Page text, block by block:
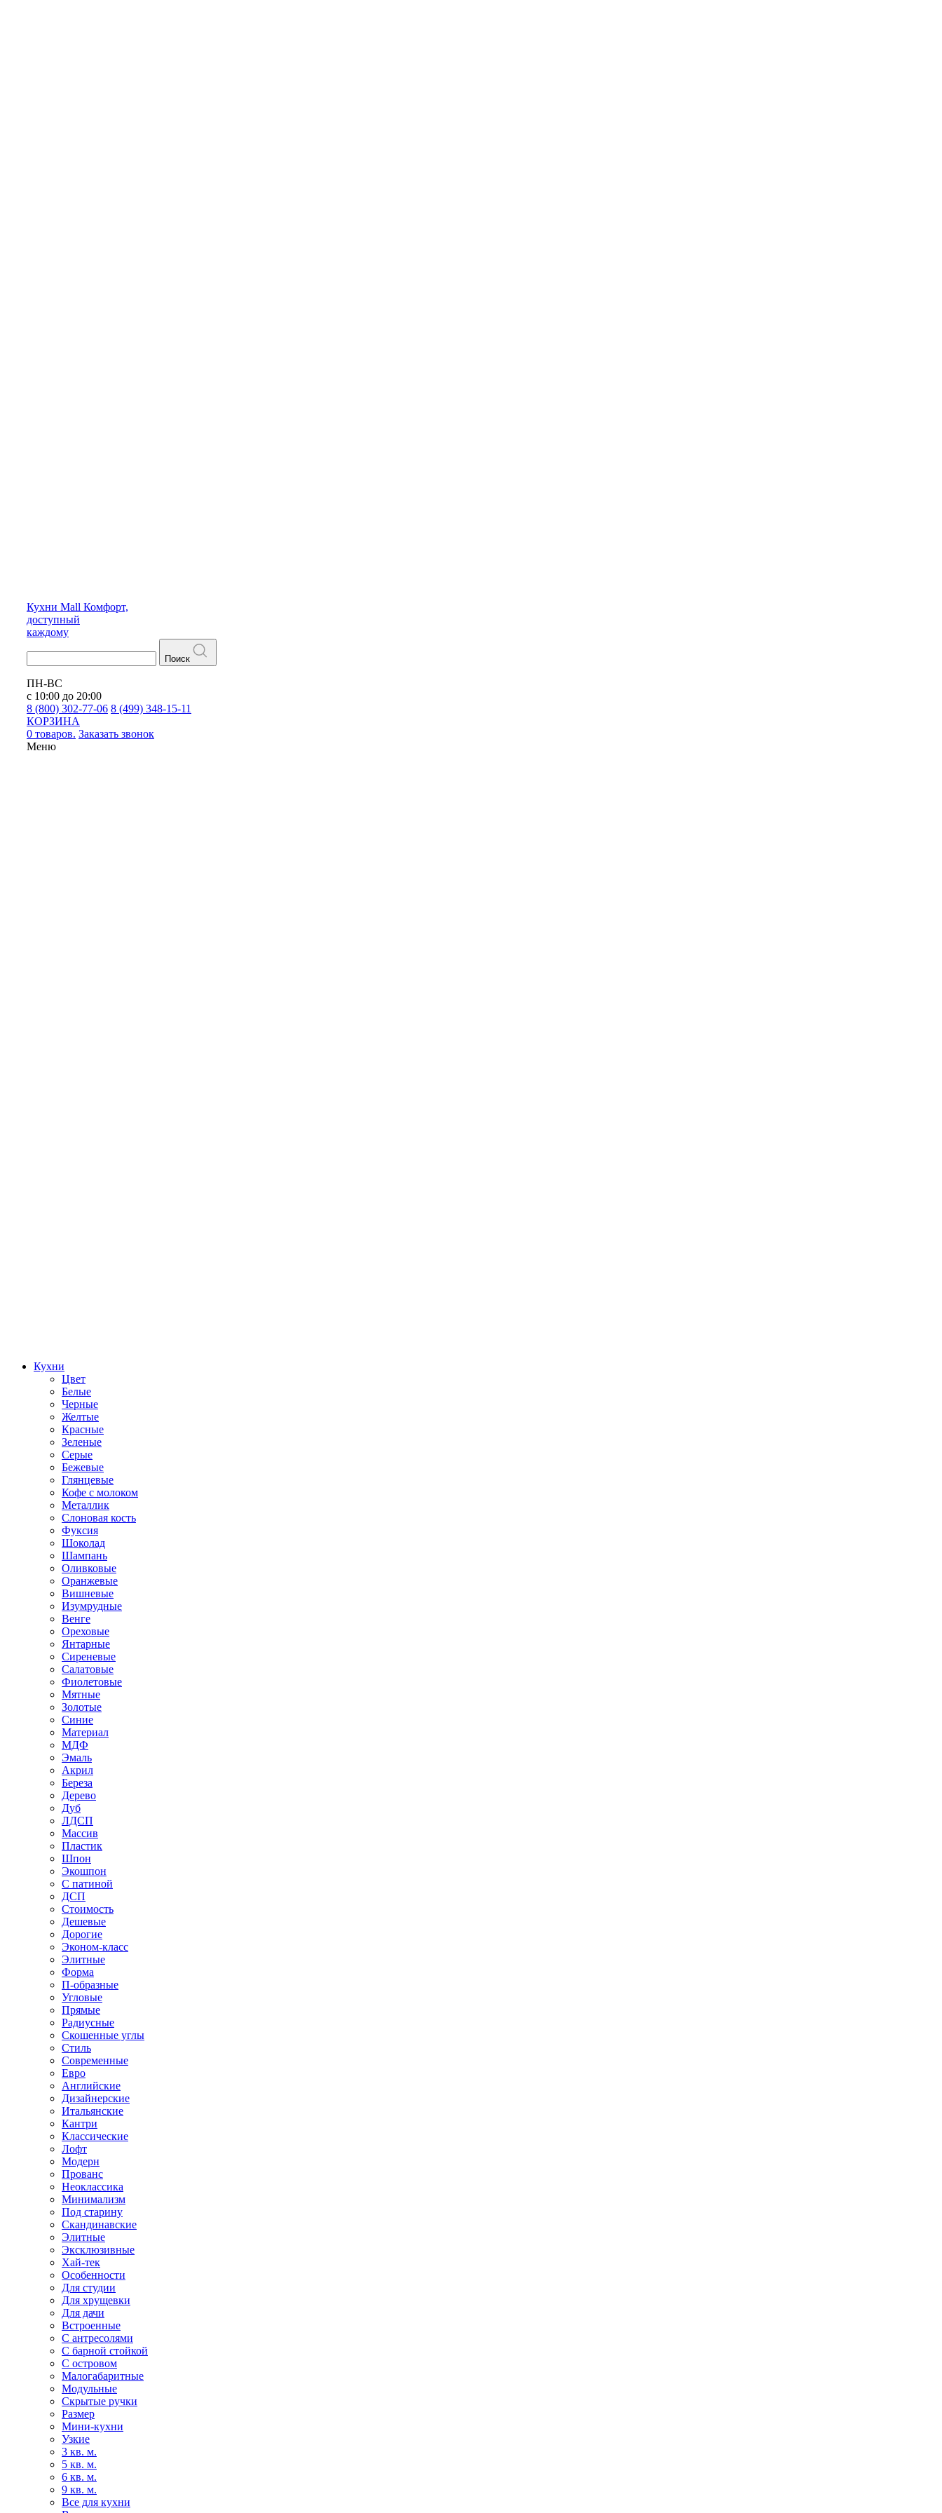
Кухни Mall Комфорт,
доступный
каждому
Поиск
ПН-ВС
с 10:00 до 20:00
8 (800) 302-77-06 8 (499) 348-15-11
КОРЗИНА
0 товаров. Заказать звонок
Меню
Кухни
Цвет
Белые
Черные
Желтые
Красные
Зеленые
Серые
Бежевые
Глянцевые
Кофе с молоком
Металлик
Слоновая кость
Фуксия
Шоколад
Шампань
Оливковые
Оранжевые
Вишневые
Изумрудные
Венге
Ореховые
Янтарные
Сиреневые
Салатовые
Фиолетовые
Мятные
Золотые
Синие
Материал
МДФ
Эмаль
Акрил
Береза
Дерево
Дуб
ЛДСП
Массив
Пластик
Шпон
Экошпон
С патиной
ДСП
Стоимость
Дешевые
Дорогие
Эконом-класс
Элитные
Форма
П-образные
Угловые
Прямые
Радиусные
Скошенные углы
Стиль
Современные
Евро
Английские
Дизайнерские
Итальянские
Кантри
Классические
Лофт
Модерн
Прованс
Неоклассика
Минимализм
Под старину
Скандинавские
Элитные
Эксклюзивные
Хай-тек
Особенности
Для студии
Для хрущевки
Для дачи
Встроенные
С антресолями
С барной стойкой
С островом
Малогабаритные
Модульные
Скрытые ручки
Размер
Мини-кухни
Узкие
3 кв. м.
5 кв. м.
6 кв. м.
9 кв. м.
Все для кухни